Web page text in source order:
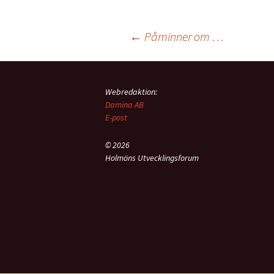
Inläggsnavigering
← Påminner om …
Webredaktion:
Damina AB
E-post
© 2026
Holmöns Utvecklingsforum